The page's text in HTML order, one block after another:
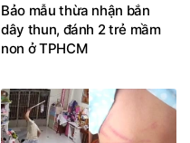
Bảo mẫu thừa nhận bắn
dây thun, đánh 2 trẻ mầm
non ở TPHCM